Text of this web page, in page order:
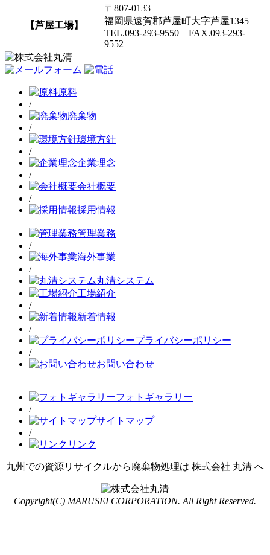
【芦屋工場】
〒807-0133
福岡県遠賀郡芦屋町大字芦屋1345
TEL.093-293-9550 FAX.093-293-
9552
原料
/
廃棄物
/
環境方針
/
企業理念
/
会社概要
/
採用情報
管理業務
/
海外事業
/
丸清システム
工場紹介
/
新着情報
/
プライバシーポリシー
/
お問い合わせ
フォトギャラリー
/
サイトマップ
/
リンク
九州での資源リサイクルから廃棄物処理は 株式会社 丸清 へ
Copyright(C) MARUSEI CORPORATION. All Right Reserved.